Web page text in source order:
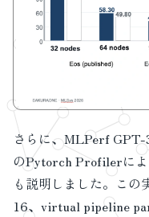
さらに、MLPerf
のPytorch Profilerに
も説明しました。こ
16、virtual pipeline